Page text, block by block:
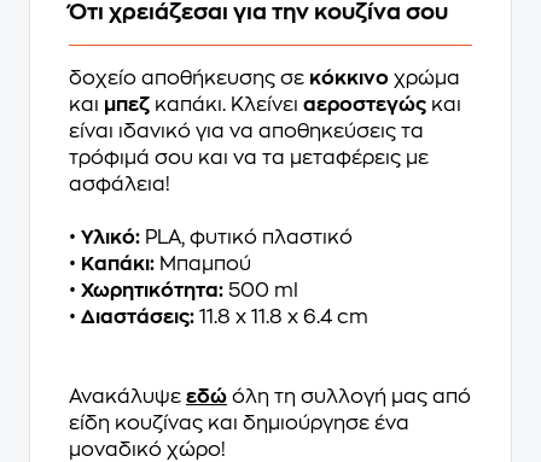
Ότι χρειάζεσαι για την κουζίνα σου
δοχείο αποθήκευσης σε κόκκινο χρώμα
και μπεζ καπάκι. Κλείνει αεροστεγώς και
είναι ιδανικό για να αποθηκεύσεις τα
τρόφιμά σου και να τα μεταφέρεις με
ασφάλεια!
• Υλικό: PLA, φυτικό πλαστικό
• Καπάκι: Mπαμπού
• Χωρητικότητα: 500 ml
• Διαστάσεις: 11.8 x 11.8 x 6.4 cm
Ανακάλυψε εδώ όλη τη συλλογή μας από
είδη κουζίνας και δημιούργησε ένα
μοναδικό χώρο!